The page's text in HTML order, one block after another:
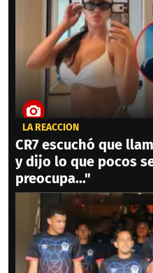
LA REACCIÓN
CR7 escuchó que
y dijo lo que pocos
preocupa..."